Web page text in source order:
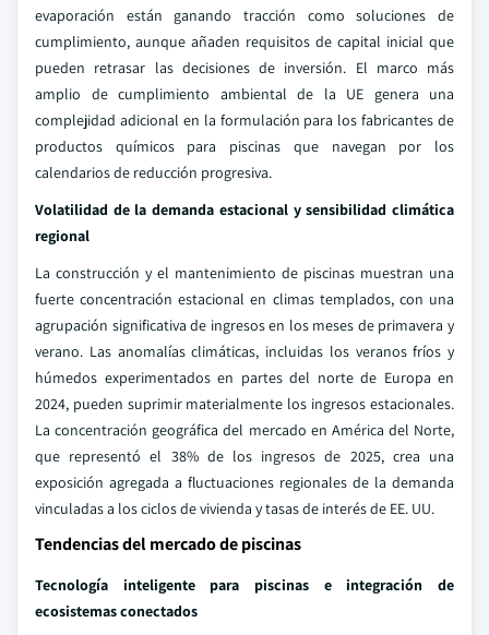
evaporación están ganando tracción como soluciones de
cumplimiento, aunque añaden requisitos de capital inicial que
pueden retrasar las decisiones de inversión. El marco más
amplio de cumplimiento ambiental de la UE genera una
complejidad adicional en la formulación para los fabricantes de
productos químicos para piscinas que navegan por los
calendarios de reducción progresiva.
Volatilidad de la demanda estacional y sensibilidad climática
regional
La construcción y el mantenimiento de piscinas muestran una
fuerte concentración estacional en climas templados, con una
agrupación significativa de ingresos en los meses de primavera y
verano. Las anomalías climáticas, incluidas los veranos fríos y
húmedos experimentados en partes del norte de Europa en
2024, pueden suprimir materialmente los ingresos estacionales.
La concentración geográfica del mercado en América del Norte,
que representó el 38% de los ingresos de 2025, crea una
exposición agregada a fluctuaciones regionales de la demanda
vinculadas a los ciclos de vivienda y tasas de interés de EE. UU.
Tendencias del mercado de piscinas
Tecnología inteligente para piscinas e integración de
ecosistemas conectados